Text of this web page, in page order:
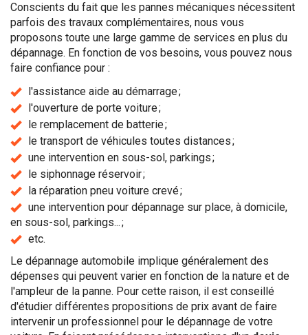
Conscients du fait que les pannes mécaniques nécessitent
parfois des travaux complémentaires, nous vous
proposons toute une large gamme de services en plus du
dépannage. En fonction de vos besoins, vous pouvez nous
faire confiance pour :
l'assistance aide au démarrage ;
l'ouverture de porte voiture ;
le remplacement de batterie ;
le transport de véhicules toutes distances ;
une intervention en sous-sol, parkings ;
le siphonnage réservoir ;
la réparation pneu voiture crevé ;
une intervention pour dépannage sur place, à domicile,
en sous-sol, parkings... ;
etc.
Le dépannage automobile implique généralement des
dépenses qui peuvent varier en fonction de la nature et de
l'ampleur de la panne. Pour cette raison, il est conseillé
d'étudier différentes propositions de prix avant de faire
intervenir un professionnel pour le dépannage de votre